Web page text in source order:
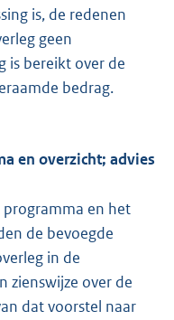
is, de redenen
geen
is bereikt over de
bedrag.
en overzicht; advies
en het
de bevoegde
in de
zienswijze over de
dat voorstel naar